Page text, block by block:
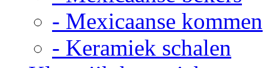
- Mexicaanse kommen
- Keramiek schalen